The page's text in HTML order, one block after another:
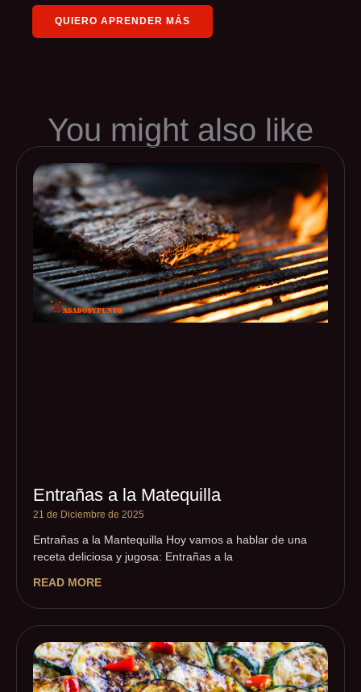
You might also like
Entrañas a la Matequilla
21 de Diciembre de 2025
Entrañas a la Mantequilla Hoy vamos a hablar de una
receta deliciosa y jugosa: Entrañas a la
READ MORE